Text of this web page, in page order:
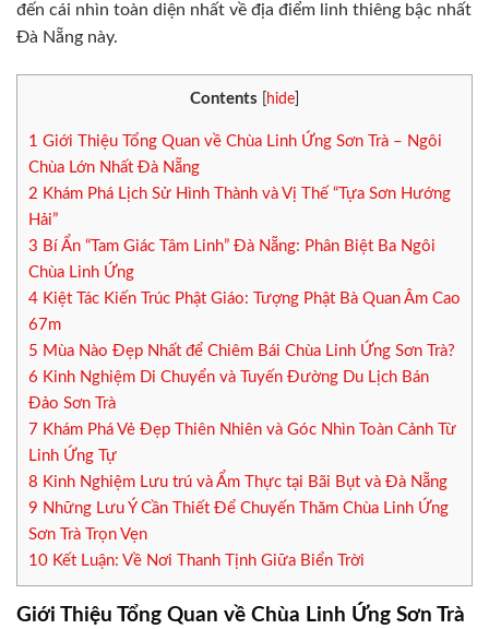
đến cái nhìn toàn diện nhất về địa điểm linh thiêng bậc nhất
Đà Nẵng này.
Contents hide
1 Giới Thiệu Tổng Quan về Chùa Linh Ứng Sơn Trà – Ngôi
Chùa Lớn Nhất Đà Nẵng
2 Khám Phá Lịch Sử Hình Thành và Vị Thế “Tựa Sơn Hướng
Hải”
3 Bí Ẩn “Tam Giác Tâm Linh” Đà Nẵng: Phân Biệt Ba Ngôi
Chùa Linh Ứng
4 Kiệt Tác Kiến Trúc Phật Giáo: Tượng Phật Bà Quan Âm Cao
67m
5 Mùa Nào Đẹp Nhất để Chiêm Bái Chùa Linh Ứng Sơn Trà?
6 Kinh Nghiệm Di Chuyển và Tuyến Đường Du Lịch Bán
Đảo Sơn Trà
7 Khám Phá Vẻ Đẹp Thiên Nhiên và Góc Nhìn Toàn Cảnh Từ
Linh Ứng Tự
8 Kinh Nghiệm Lưu trú và Ẩm Thực tại Bãi Bụt và Đà Nẵng
9 Những Lưu Ý Cần Thiết Để Chuyến Thăm Chùa Linh Ứng
Sơn Trà Trọn Vẹn
10 Kết Luận: Về Nơi Thanh Tịnh Giữa Biển Trời
Giới Thiệu Tổng Quan về Chùa Linh Ứng Sơn Trà